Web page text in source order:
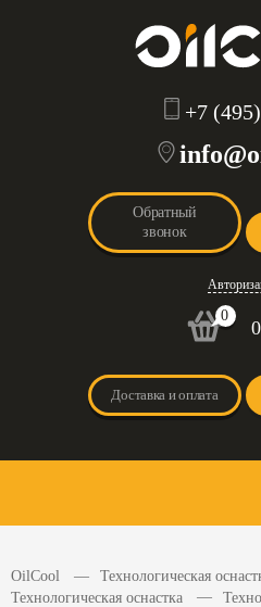
+7
Обратный
звонок
0
Доставка и оплата
OilCool
Технологическая
Технологическая оснастка